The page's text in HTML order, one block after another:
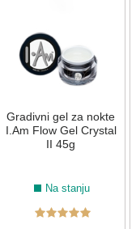
Gradivni gel za nokte
I.Am Flow Gel Crystal
II 45g
Na stanju